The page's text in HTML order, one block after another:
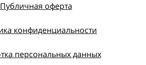
Публичная оферта
конфиденциальности
персональных данных